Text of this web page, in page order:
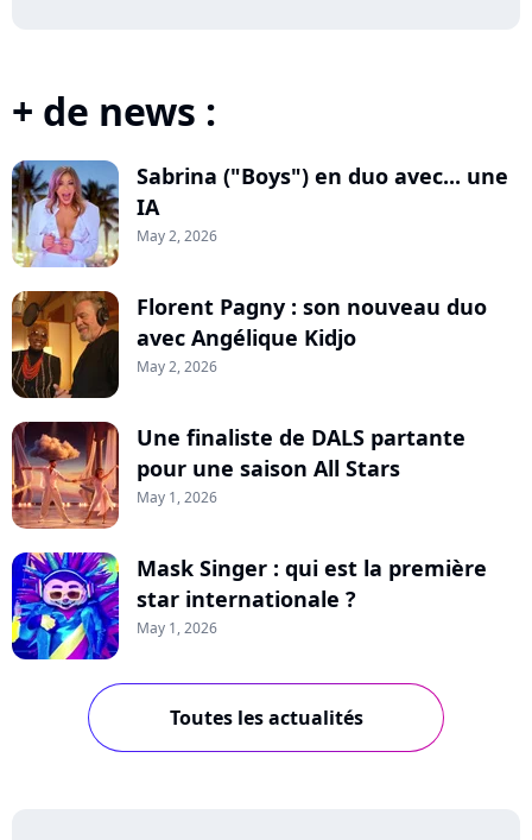
+ de news :
Sabrina ("Boys") en duo avec... une
IA
May 2, 2026
Florent Pagny : son nouveau duo
avec Angélique Kidjo
May 2, 2026
Une finaliste de DALS partante
pour une saison All Stars
May 1, 2026
Mask Singer : qui est la première
star internationale ?
May 1, 2026
Toutes les actualités